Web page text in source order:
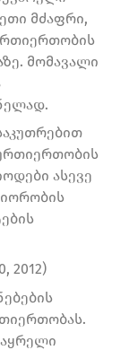
მძაფრი,
მომავალი
ასევე
2012)